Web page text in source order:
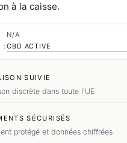
à la caisse.
N/A
: CBD ACTIVE
SUIVIE
discrète dans toute l'UE
SÉCURISÉS
protégé et données chiffrées